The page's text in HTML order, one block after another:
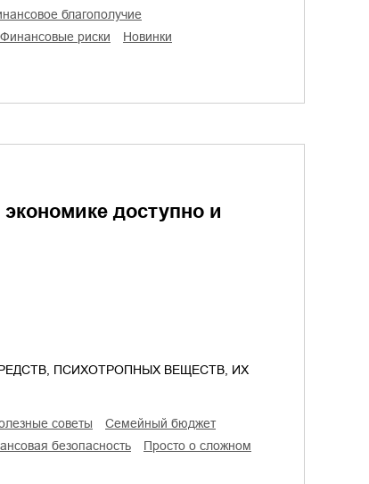
благополучие
финансовые риски Новинки
доступно и
ПСИХОТРОПНЫХ ВЕЩЕСТВ, ИХ
советы
семейный бюджет
безопасность просто о сложном